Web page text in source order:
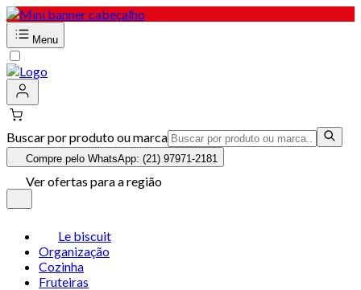
Menu
Buscar por produto ou marca
Compre pelo WhatsApp: (21) 97971-2181
Ver ofertas para a região
Le biscuit
Organização
Cozinha
Fruteiras